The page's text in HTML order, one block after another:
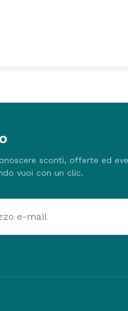
sconti, offerte ed
vuoi con un clic.